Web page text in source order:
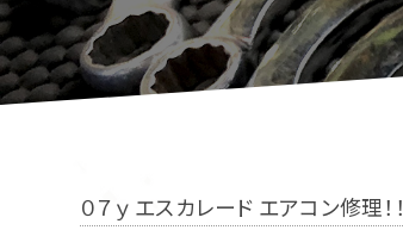
０７ｙ エスカレード エアコン修理！！